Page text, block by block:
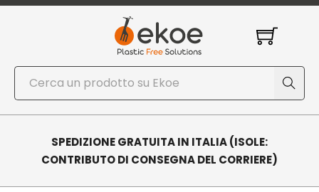
Cerca
SPEDIZIONE GRATUITA IN ITALIA (ISOLE:
CONTRIBUTO DI CONSEGNA DEL CORRIERE)